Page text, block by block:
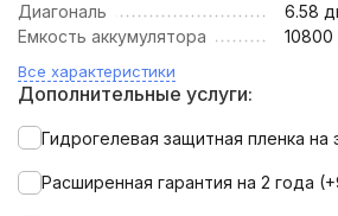
Диагональ
6.58
Емкость аккумулятора
10800
Все характеристики
Дополнительные услуги:
Гидрогелевая защитная пленка на
Расширенная гарантия на 2 года (+